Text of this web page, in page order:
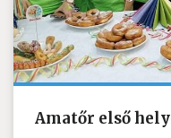
Amatőr első